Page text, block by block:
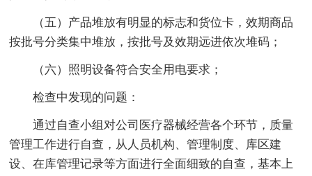
（五）产品堆放有明显的标志和货位卡，效期商品
按批号分类集中堆放，按批号及效期远进依次堆码；
（六）照明设备符合安全用电要求；
检查中发现的问题：
通过自查小组对公司医疗器械经营各个环节，质量
管理工作进行自查，从人员机构、管理制度、库区建
设、在库管理记录等方面进行全面细致的自查，基本上